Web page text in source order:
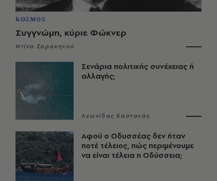
ΚΟΣΜΟΣ
Συγγνώμη, κύριε Φώκνερ
Ντίνα Σαρακηνού
Σενάρια πολιτικής συνέχειας ή
αλλαγής;
Λεωνίδας Καστανάς
Αφού ο Οδυσσέας δεν ήταν
ποτέ τέλειος, πώς περιμένουμε
να είναι τέλεια η Οδύσσεια;